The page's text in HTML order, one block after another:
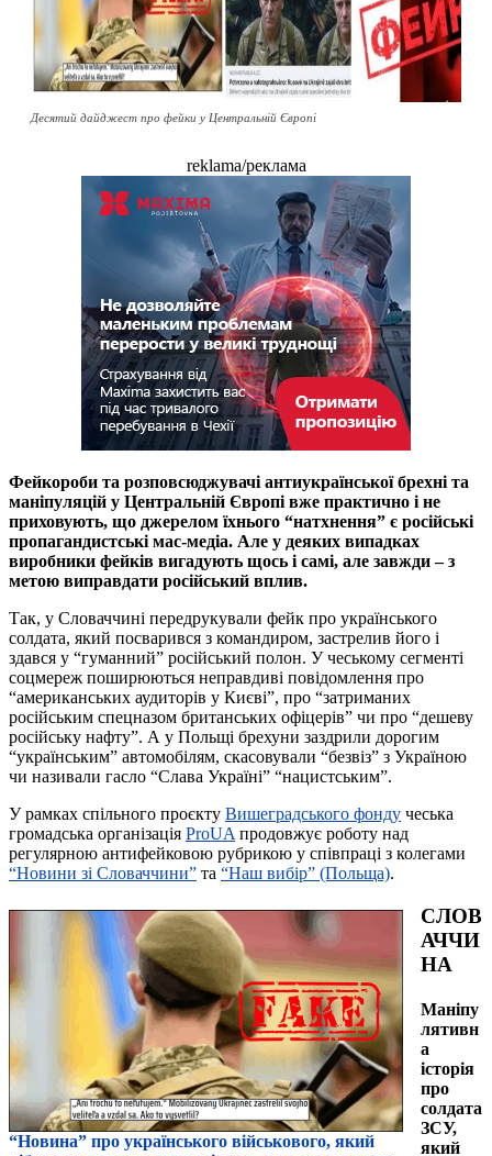
Десятий дайджест про фейки у Центральній Європі
reklama/реклама
Фейкороби та розповсюджувачі антиукраїнської брехні та
маніпуляцій у Центральній Європі вже практично і не
приховують, що джерелом їхнього “натхнення” є російські
пропагандистські мас-медіа. Але у деяких випадках
виробники фейків вигадують щось і самі, але завжди – з
метою виправдати російський вплив.
Так, у Словаччині передрукували фейк про українського
солдата, який посварився з командиром, застрелив його і
здався у “гуманний” російський полон. У чеському сегменті
соцмереж поширюються неправдиві повідомлення про
“американських аудиторів у Києві”, про “затриманих
російським спецназом британських офіцерів” чи про “дешеву
російську нафту”. А у Польщі брехуни заздрили дорогим
“українським” автомобілям, скасовували “безвіз” з Україною
чи називали гасло “Слава Україні” “нацистським”.
У рамках спільного проєкту Вишеградського фонду чеська
громадська організація ProUA продовжує роботу над
регулярною антифейковою рубрикою у співпраці з колегами
“Новини зі Словаччини” та “Наш вибір” (Польща).
“Новина” про українського військового, який
СЛОВ
АЧЧИ
НА
Маніпу
лятивн
а
історія
про
солдата
ЗСУ,
який